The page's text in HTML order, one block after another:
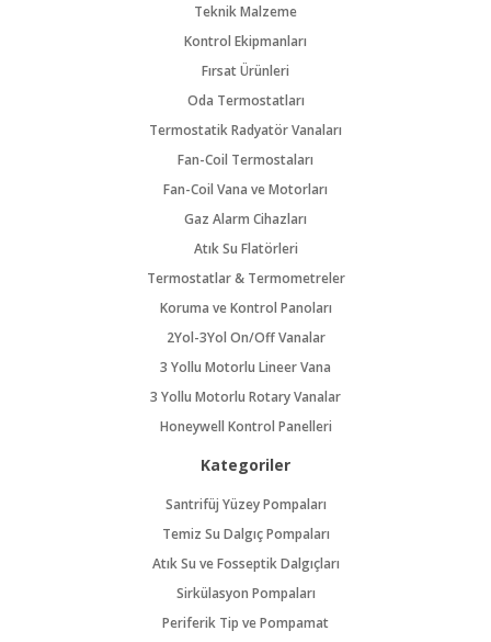
Teknik Malzeme
Kontrol Ekipmanları
Fırsat Ürünleri
Oda Termostatları
Termostatik Radyatör Vanaları
Fan-Coil Termostaları
Fan-Coil Vana ve Motorları
Gaz Alarm Cihazları
Atık Su Flatörleri
Termostatlar & Termometreler
Koruma ve Kontrol Panoları
2Yol-3Yol On/Off Vanalar
3 Yollu Motorlu Lineer Vana
3 Yollu Motorlu Rotary Vanalar
Honeywell Kontrol Panelleri
Kategoriler
Santrifüj Yüzey Pompaları
Temiz Su Dalgıç Pompaları
Atık Su ve Fosseptik Dalgıçları
Sirkülasyon Pompaları
Periferik Tip ve Pompamat